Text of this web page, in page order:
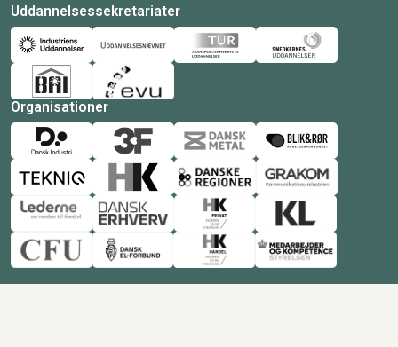
Uddannelsessekretariater
Organisationer